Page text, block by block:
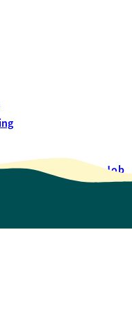
over selvbetjeningJob